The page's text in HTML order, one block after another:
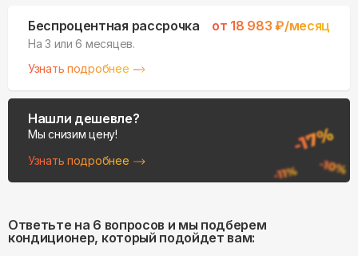
Беспроцентная рассрочка от 18 983 ₽/месяц
На 3 или 6 месяцев.
Узнать подробнее
Нашли дешевле?
Мы снизим цену!
Узнать подробнее
Ответьте на 6 вопросов и мы подберем
кондиционер, который подойдет вам: